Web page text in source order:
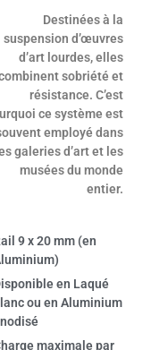
Destinées à la
suspension d’œuvres
d’art lourdes, elles
sobriété et
résistance. C’est
ce système est
employé dans
galeries d’art et les
musées du monde
entier.
9 x 20 mm (en
en Laqué
ou en Aluminium
maximale par